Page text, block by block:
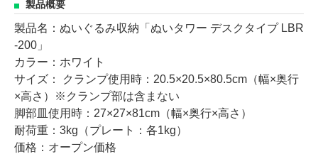
製品概要
製品名：ぬいぐるみ収納「ぬいタワー デスクタイプ LBR
-200」
カラー：ホワイト
サイズ： クランプ使用時：20.5×20.5×80.5cm（幅×奥行
×高さ）※クランプ部は含まない
脚部皿使用時：27×27×81cm（幅×奥行×高さ）
耐荷重：3kg（プレート：各1kg）
価格：オープン価格